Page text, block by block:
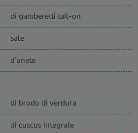
di gamberetti tail-on
sale
d’aneto
di brodo di verdura
di cuscus integrale